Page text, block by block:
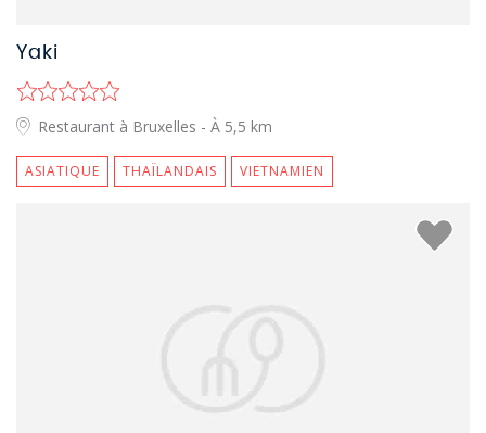
Yaki
Restaurant à Bruxelles - À 5,5 km
ASIATIQUE THAÏLANDAIS VIETNAMIEN